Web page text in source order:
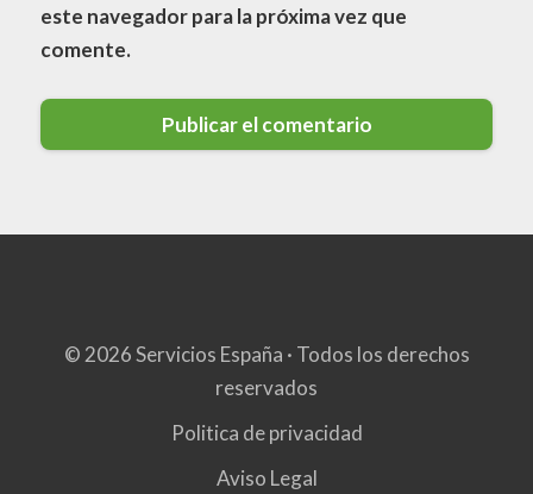
este navegador para la próxima vez que
comente.
© 2026 Servicios España · Todos los derechos
reservados
Politica de privacidad
Aviso Legal